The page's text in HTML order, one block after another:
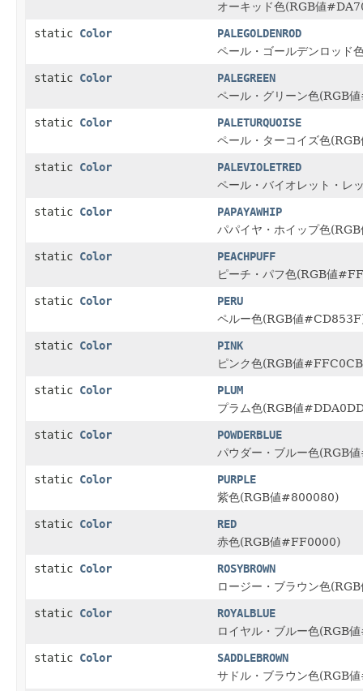
オーキッド色(RGB値
static Color PALEGOLDENROD
ペール・ゴールデンロッド
static Color PALEGREEN
ペール・グリーン色(RGB
static Color PALETURQUOISE
ペール・ターコイズ色
static Color PALEVIOLETRED
ペール・バイオレット・
static Color PAPAYAWHIP
パパイヤ・ホイップ色
static Color PEACHPUFF
ピーチ・パフ色(RGB値
static Color PERU
ペルー色(RGB値
static Color PINK
ピンク色(RGB値
static Color PLUM
プラム色(RGB値
static Color POWDERBLUE
パウダー・ブルー色(RGB
static Color PURPLE
紫色(RGB値#800080)
static Color RED
赤色(RGB値#FF0000)
static Color ROSYBROWN
ロージー・ブラウン色
static Color ROYALBLUE
ロイヤル・ブルー色(RGB
static Color SADDLEBROWN
サドル・ブラウン色(RGB